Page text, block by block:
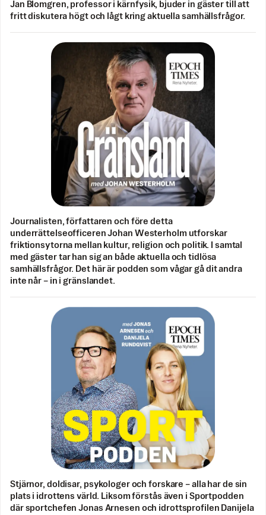
Jan Blomgren, professor i kärnfysik, bjuder in gäster till att
fritt diskutera högt och lågt kring aktuella samhällsfrågor.
Journalisten, författaren och före detta
underrättelseofficeren Johan Westerholm utforskar
friktionsytorna mellan kultur, religion och politik. I samtal
med gäster tar han sig an både aktuella och tidlösa
samhällsfrågor. Det här är podden som vågar gå dit andra
inte når – in i gränslandet.
Stjärnor, doldisar, psykologer och forskare – alla har de sin
plats i idrottens värld. Liksom förstås även i Sportpodden
där sportchefen Jonas Arnesen och idrottsprofilen Danijela